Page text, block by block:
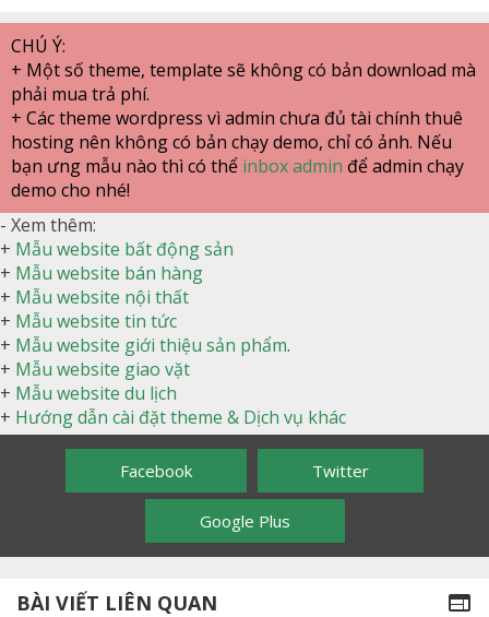
CHÚ Ý:
+ Một số theme, template sẽ không có bản download mà
phải mua trả phí.
+ Các theme wordpress vì admin chưa đủ tài chính thuê
hosting nên không có bản chạy demo, chỉ có ảnh. Nếu
bạn ưng mẫu nào thì có thể inbox admin để admin chạy
demo cho nhé!
- Xem thêm:
+ Mẫu website bất động sản
+ Mẫu website bán hàng
+ Mẫu website nội thất
+ Mẫu website tin tức
+ Mẫu website giới thiệu sản phẩm.
+ Mẫu website giao vặt
+ Mẫu website du lịch
+ Hướng dẫn cài đặt theme & Dịch vụ khác
Facebook Twitter
Google Plus
BÀI VIẾT LIÊN QUAN 